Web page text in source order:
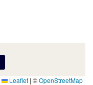
Leaflet | ©OpenStreetMap